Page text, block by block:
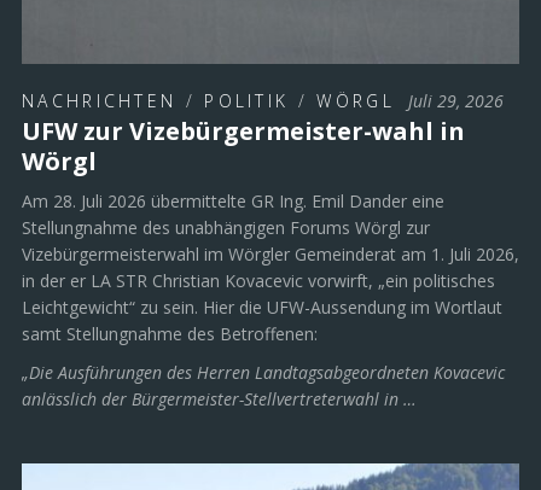
NACHRICHTEN / POLITIK /WÖRGL Juli 29, 2026
UFW zur Vizebürgermeister-wahl in
Wörgl
Am 28. Juli 2026 übermittelte GR Ing. Emil Dander eine
Stellungnahme des unabhängigen Forums Wörgl zur
Vizebürgermeisterwahl im Wörgler Gemeinderat am 1. Juli 2026,
in der er LA STR Christian Kovacevic vorwirft, „ein politisches
Leichtgewicht“ zu sein. Hier die UFW-Aussendung im Wortlaut
samt Stellungnahme des Betroffenen:
„Die Ausführungen des Herren Landtagsabgeordneten Kovacevic
anlässlich der Bürgermeister-Stellvertreterwahl in …